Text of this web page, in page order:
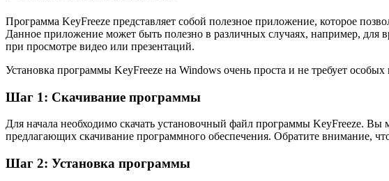
Программа KeyFreeze представляет собой полезное приложение, которое
Данное приложение может быть полезно в различных случаях, например,
при просмотре видео или презентаций.
Установка программы KeyFreeze на Windows очень проста и не требует
Шаг 1: Скачивание программы
Для начала необходимо скачать установочный файл программы KeyFreeze.
предлагающих скачивание программного обеспечения. Обратите внимание,
Шаг 2: Установка программы